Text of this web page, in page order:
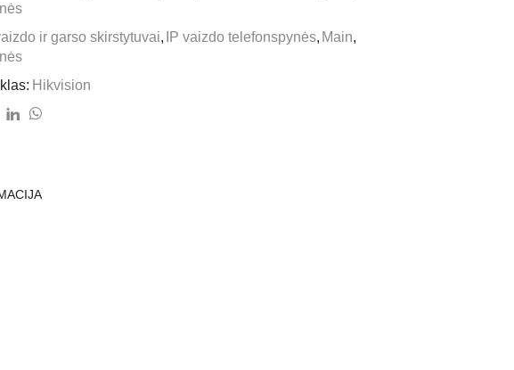
ir garso skirstytuvai, IP vaizdo telefonspynės, Main,
Hikvision